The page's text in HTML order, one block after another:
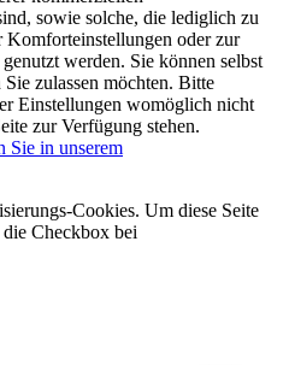
sowie solche, die lediglich zu
oder zur
werden. Sie können selbst
zulassen möchten. Bitte
Einstellungen womöglich nicht
zur Verfügung stehen.
Sie in unserem
Cookies. Um diese Seite
die Checkbox bei